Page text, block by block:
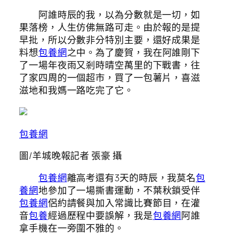
阿誰時辰的我，以為分數就是一切，如
果落榜，人生仿佛無路可走。由於報的是提
早批，所以分數非分特別主要，還好成果是
料想包養網之中。為了慶賀，我在阿誰剛下
了一場年夜雨又剎時晴空萬里的下戰書，往
了家四周的一個超市，買了一包薯片，喜滋
滋地和我媽一路吃完了它。
包養網
圖/羊城晚報記者 張豪 攝
包養網離高考還有3天的時辰，我莫名包
養網地參加了一場撕書運動，不葉秋鎖受伴
包養網侶約請餐與加入常識比賽節目，在灌
音包養經過歷程中要誤解，我是包養網阿誰
拿手機在一旁圍不雅的。